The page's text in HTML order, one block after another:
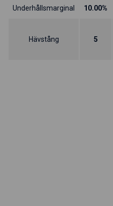
Underhållsmarginal 10.00%
Hävstång 5